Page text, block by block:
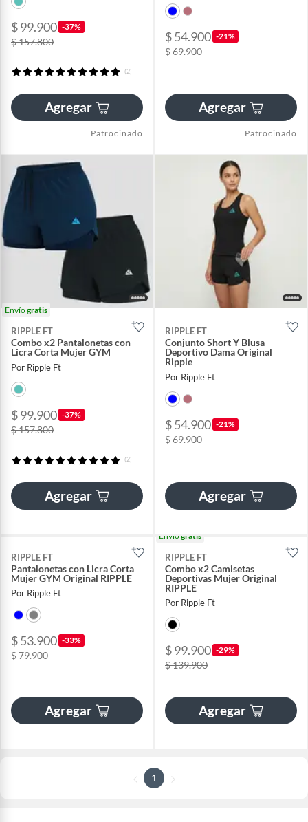
$ 99.900 -37%
$ 157.800
(2)
Agregar
Patrocinado
$ 54.900 -21%
$ 69.900
Agregar
Patrocinado
Envíogratis
RIPPLE FT
Combo x2 Pantalonetas con
Licra Corta Mujer GYM
Por Ripple Ft
$ 99.900 -37%
$ 157.800
(2)
Agregar
RIPPLE FT
Conjunto Short Y Blusa
Deportivo Dama Original
Ripple
Por Ripple Ft
$ 54.900 -21%
$ 69.900
Agregar
RIPPLE FT
Pantalonetas con Licra Corta
Mujer GYM Original RIPPLE
Por Ripple Ft
$ 53.900 -33%
$ 79.900
Agregar
Envíogratis
RIPPLE FT
Combo x2 Camisetas
Deportivas Mujer Original
RIPPLE
Por Ripple Ft
$ 99.900 -29%
$ 139.900
Agregar
1